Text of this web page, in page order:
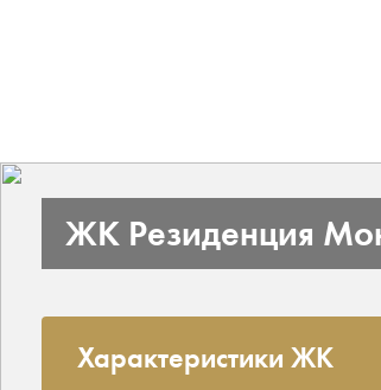
ЖК Резиденция
Характеристики ЖК